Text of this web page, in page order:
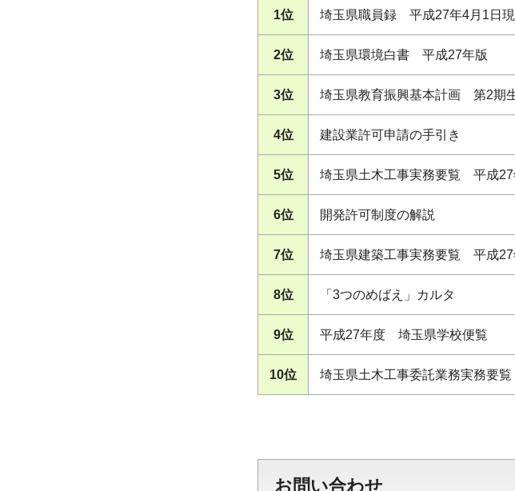
1位 埼玉県職員録 平成27年4月1日
2位 埼玉県環境白書 平成27年版
3位 埼玉県教育振興基本計画 第2期
4位 建設業許可申請の手引き
5位 埼玉県土木工事実務要覧 平成27
6位 開発許可制度の解説
7位 埼玉県建築工事実務要覧 平成27
8位 「3つのめばえ」カルタ
9位 平成27年度 埼玉県学校便覧
10位 埼玉県土木工事委託業務実務要
お問い合わせ